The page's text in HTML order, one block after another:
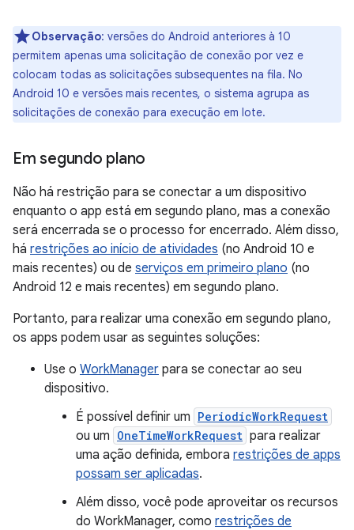
Observação: versões do Android anteriores à 10
permitem apenas uma solicitação de conexão por vez e
colocam todas as solicitações subsequentes na fila. No
Android 10 e versões mais recentes, o sistema agrupa as
solicitações de conexão para execução em lote.
Em segundo plano
Não há restrição para se conectar a um dispositivo
enquanto o app está em segundo plano, mas a conexão
será encerrada se o processo for encerrado. Além disso,
há restrições ao início de atividades (no Android 10 e
mais recentes) ou de serviços em primeiro plano (no
Android 12 e mais recentes) em segundo plano.
Portanto, para realizar uma conexão em segundo plano,
os apps podem usar as seguintes soluções:
Use o WorkManager para se conectar ao seu
dispositivo.
É possível definir um PeriodicWorkRequest
ou um OneTimeWorkRequest para realizar
uma ação definida, embora restrições de apps
possam ser aplicadas.
Além disso, você pode aproveitar os recursos
do WorkManager, como restrições de